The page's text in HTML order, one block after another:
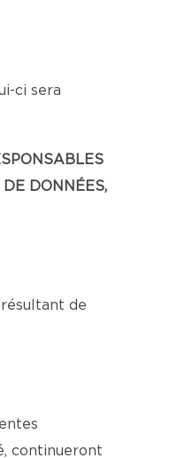
ci sera
DONNÉES,
de
continueront